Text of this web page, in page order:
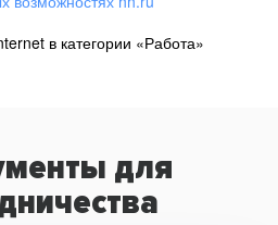
в категории «Работа»
для